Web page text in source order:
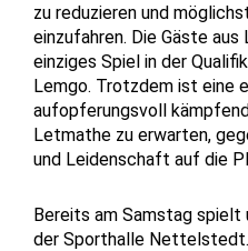
zu reduzieren und
einzufahren. Die Gäste
einziges Spiel in der
Lemgo. Trotzdem ist eine
aufopferungsvoll
Letmathe zu erwarten,
und Leidenschaft auf die
Bereits am Samstag spielt
der Sporthalle